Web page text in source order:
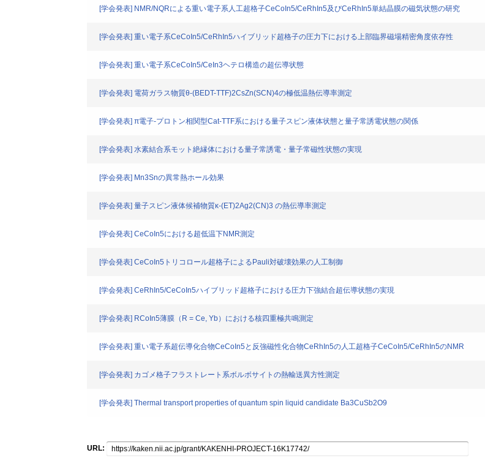
[学会発表] NMR/NQRによる重い電子系人工超格子CeCoIn5/CeRhIn5及びCeRhIn5単結晶膜の磁気状態の研究
[学会発表] 重い電子系CeCoIn5/CeRhIn5ハイブリッド超格子の圧力下における上部臨界磁場精密角度依存性
[学会発表] 重い電子系CeCoIn5/CeIn3ヘテロ構造の超伝導状態
[学会発表] 電荷ガラス物質θ-(BEDT-TTF)2CsZn(SCN)4の極低温熱伝導率測定
[学会発表] π電子-プロトン相関型Cat-TTF系における量子スピン液体状態と量子常誘電状態の関係
[学会発表] 水素結合系モット絶縁体における量子常誘電・量子常磁性状態の実現
[学会発表] Mn3Snの異常熱ホール効果
[学会発表] 量子スピン液体候補物質κ-(ET)2Ag2(CN)3 の熱伝導率測定
[学会発表] CeCoIn5における超低温下NMR測定
[学会発表] CeCoIn5トリコロール超格子によるPauli対破壊効果の人工制御
[学会発表] CeRhIn5/CeCoIn5ハイブリッド超格子における圧力下強結合超伝導状態の実現
[学会発表] RCoIn5薄膜（R = Ce, Yb）における核四重極共鳴測定
[学会発表] 重い電子系超伝導化合物CeCoIn5と反強磁性化合物CeRhIn5の人工超格子CeCoIn5/CeRhIn5のNMR
[学会発表] カゴメ格子フラストレート系ボルボサイトの熱輸送異方性測定
[学会発表] Thermal transport properties of quantum spin liquid candidate Ba3CuSb2O9
URL: